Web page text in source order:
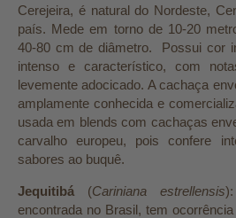
Cerejeira, é natural do Nordeste,
país. Mede em torno de 10-20
40-80 cm de diâmetro. Possui cor
intenso e característico, com
levemente adocicado. A cachaça
amplamente conhecida e
usada em blends com cachaças
carvalho europeu, pois confere
sabores ao buquê.
Jequitibá (Cariniana estrellensis
encontrada no Brasil, tem